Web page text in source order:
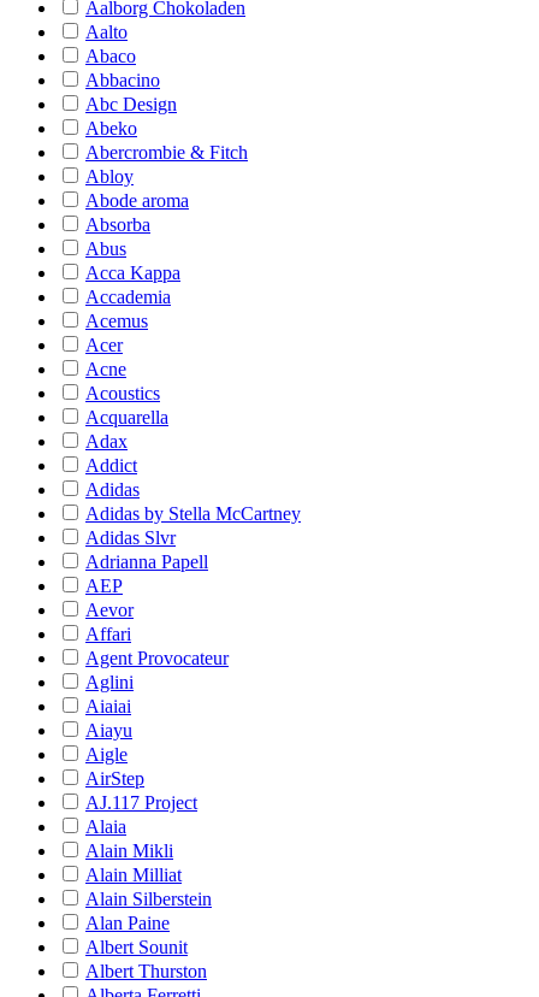
Aalborg Chokoladen
Aalto
Abaco
Abbacino
Abc Design
Abeko
Abercrombie & Fitch
Abloy
Abode aroma
Absorba
Abus
Acca Kappa
Accademia
Acemus
Acer
Acne
Acoustics
Acquarella
Adax
Addict
Adidas
Adidas by Stella McCartney
Adidas Slvr
Adrianna Papell
AEP
Aevor
Affari
Agent Provocateur
Aglini
Aiaiai
Aiayu
Aigle
AirStep
AJ.117 Project
Alaia
Alain Mikli
Alain Milliat
Alain Silberstein
Alan Paine
Albert Sounit
Albert Thurston